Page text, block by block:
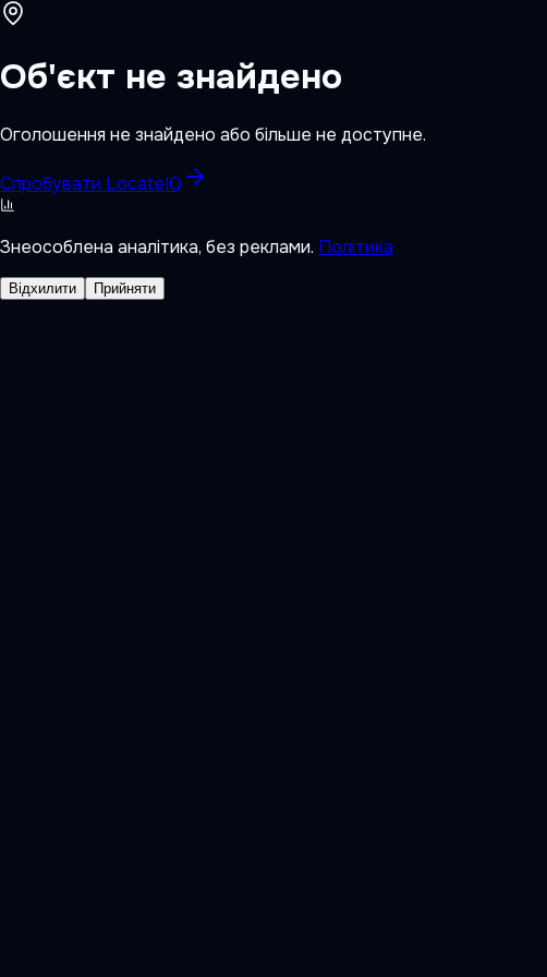
Об'єкт не знайдено
Оголошення не знайдено або більше не доступне.
Спробувати LocateIQ
Знеособлена аналітика, без реклами. Політика
Відхилити Прийняти